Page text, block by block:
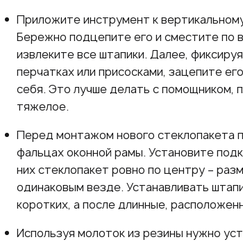
Приложите инструмент к
Бережно подцепите его и сместите по
извлеките все штапики. Далее,
перчатках или присосками, зацепите
себя. Это лучше делать с помощником,
тяжелое.
Перед монтажом нового стеклопакета
фальцах оконной рамы. Установите
них стеклопакет ровно по центру –
одинаковым везде. Устанавливать
коротких, а после длинные,
Используя молоток из резины нужно